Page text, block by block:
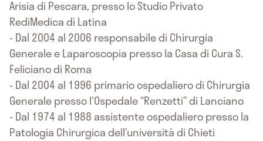
Arisia di Pescara, presso lo Studio Privato
RediMedica di Latina
- Dal 2004 al 2006 responsabile di Chirurgia
Generale e Laparoscopia presso la Casa di Cura S.
Feliciano di Roma
- Dal 2004 al 1996 primario ospedaliero di Chirurgia
Generale presso l'Ospedale “Renzetti” di Lanciano
- Dal 1974 al 1988 assistente ospedaliero presso la
Patologia Chirurgica dell’università di Chieti